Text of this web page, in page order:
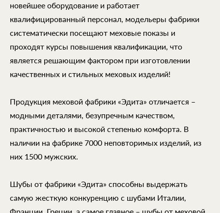
новейшее оборудование и работает
квалифицированный персонал, модельеры фабрики
систематически посещают меховые показы и
проходят курсы повышения квалификации, что
является решающим фактором при изготовлении
качественных и стильных меховых изделий!
Продукция меховой фабрики «Эдита» отличается –
модными деталями, безупречным качеством,
практичностью и высокой степенью комфорта. В
наличии на фабрике 7000 неповторимых изделий, из
них 1500 мужских.
Шубы от фабрики «Эдита» способны выдержать
самую жесткую конкуренцию с шубами Италии,